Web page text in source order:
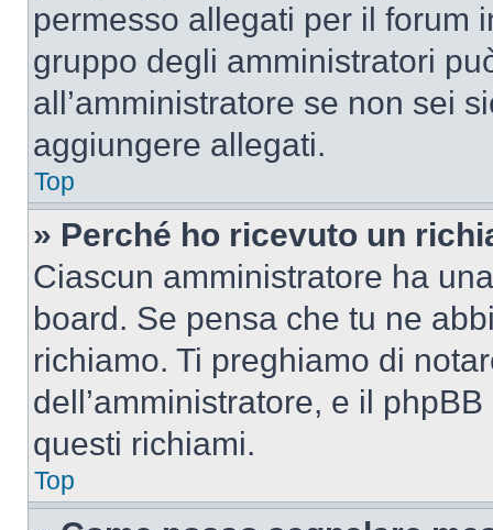
permesso allegati per il forum
gruppo degli amministratori
all’amministratore se non sei
aggiungere allegati.
Top
» Perché ho ricevuto un
Ciascun amministratore ha
board. Se pensa che tu ne
richiamo. Ti preghiamo di
dell’amministratore, e il
questi richiami.
Top